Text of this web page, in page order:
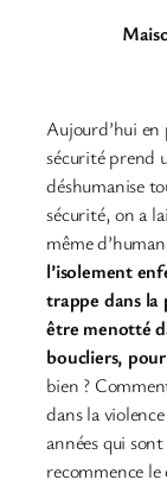
Aujourd’hui
sécurité prend
déshumanise
sécurité, on a
même
l’isolement
trappe dans la
être menotté
boucliers,
bien ?
dans la
années qui
recommence